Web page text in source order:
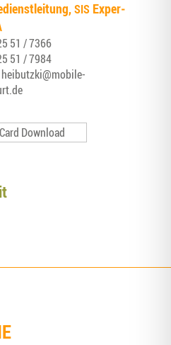
SIS Exper­
51 / 7366
51 / 7984
heibutzki@mobile-
Download